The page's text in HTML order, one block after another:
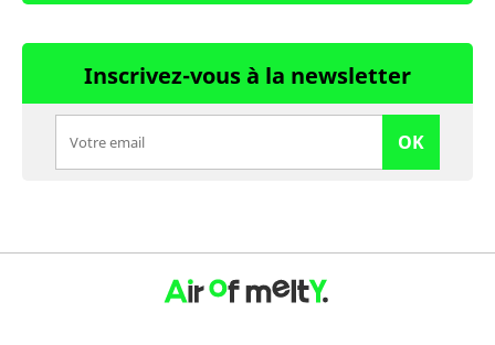
Inscrivez-vous à la newsletter
OK